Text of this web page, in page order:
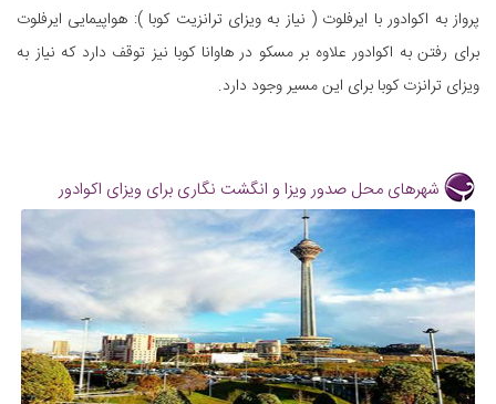
پرواز به اکوادور با ایرفلوت ( نیاز به ویزای ترانزیت کوبا ): هواپیمایی ایرفلوت
برای رفتن به اکوادور علاوه بر مسکو در هاوانا کوبا نیز توقف دارد که نیاز به
ویزای ترانزت کوبا برای این مسیر وجود دارد.
شهرهای محل صدور ویزا و انگشت نگاری برای ویزای اکوادور